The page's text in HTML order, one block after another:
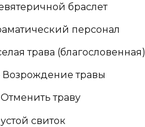
браслет
персонал
трава (благословенная)
травы
траву
свиток